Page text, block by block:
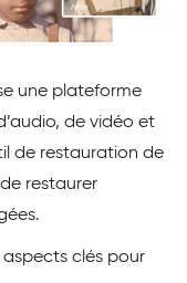
une plateforme
de vidéo et
de restauration de
restaurer
clés pour